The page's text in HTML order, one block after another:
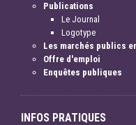
Publications
Le Journal
Logotype
Les marchés publics
Offre d'emploi
Enquêtes publiques
INFOS PRATIQUES